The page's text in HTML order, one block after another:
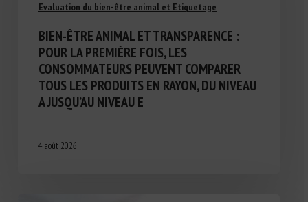
Evaluation du bien-être animal et Etiquetage
BIEN-ÊTRE ANIMAL ET TRANSPARENCE :
POUR LA PREMIÈRE FOIS, LES
CONSOMMATEURS PEUVENT COMPARER
TOUS LES PRODUITS EN RAYON, DU NIVEAU
A JUSQU’AU NIVEAU E
4 août 2026